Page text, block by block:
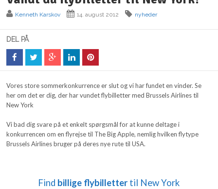
Kenneth Karskov 14. august 2012 nyheder
DEL PÅ
Vores store sommerkonkurrence er slut og vi har fundet en vinder. Se
her om det er dig, der har vundet flybilletter med Brussels Airlines til
New York
Vi bad dig svare på et enkelt spørgsmål for at kunne deltage i
konkurrencen om en flyrejse til The Big Apple, nemlig hvilken flytype
Brussels Airlines bruger på deres nye rute til USA.
Find billige flybilletter til New York